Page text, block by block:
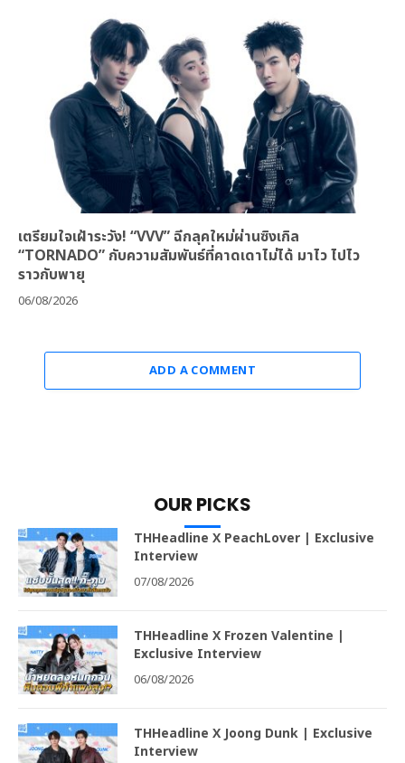
เตรียมใจเฝ้าระวัง! “VVV” ฉีกลุคใหม่ผ่านซิงเกิล
“TORNADO” กับความสัมพันธ์ที่คาดเดาไม่ได้ มาไว ไปไว
ราวกับพายุ
06/08/2026
ADD A COMMENT
OUR PICKS
THHeadline X PeachLover | Exclusive
Interview
07/08/2026
THHeadline X Frozen Valentine |
Exclusive Interview
06/08/2026
THHeadline X Joong Dunk | Exclusive
Interview